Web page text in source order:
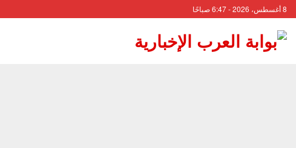
8 أغسطس، 2026 - 6:47 صباحًا